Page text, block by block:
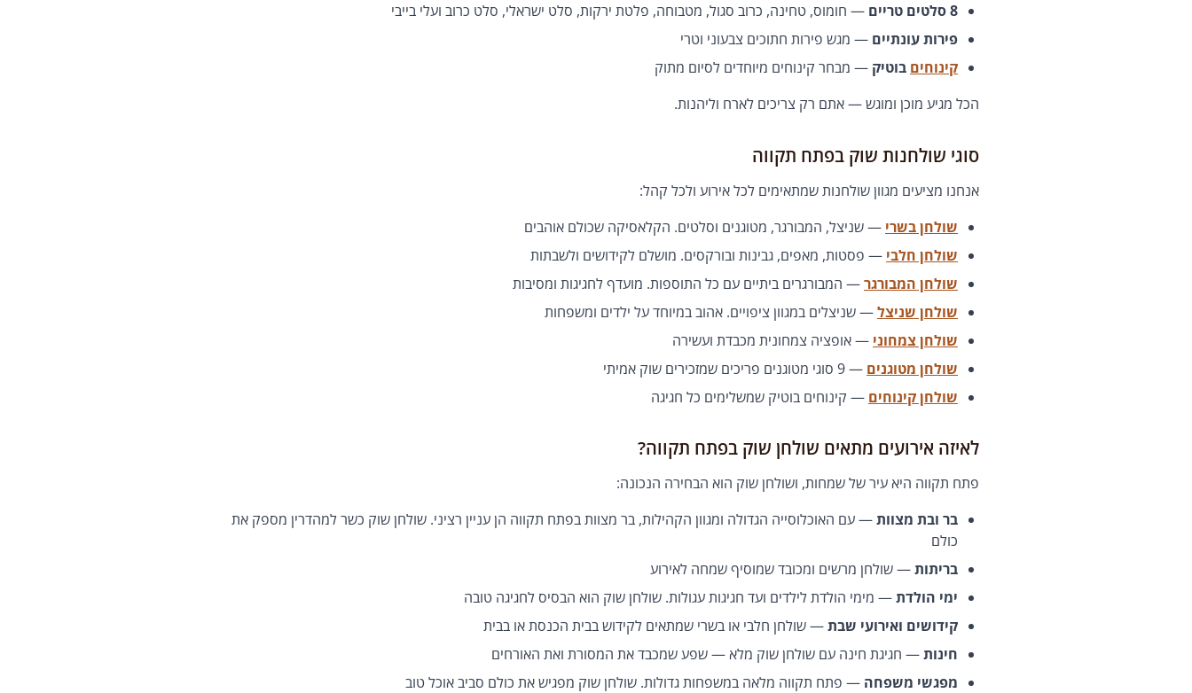
8 סלטים טריים
— חומוס, טחינה, כרוב סגול, מטבוחה, פלטת ירקות, סלט ישראלי, סלט כרוב ועלי בייבי
פירות עונתיים — מגש פירות חתוכים צבעוני וטרי
קינוחים בוטיק — מבחר קינוחים מיוחדים לסיום מתוק
הכל מגיע מוכן ומוגש — אתם רק צריכים לארח וליהנות.
סוגי שולחנות שוק בפתח תקווה
אנחנו מציעים מגוון שולחנות שמתאימים לכל אירוע ולכל קהל:
שולחן בשרי — שניצל, המבורגר, מטוגנים וסלטים. הקלאסיקה שכולם אוהבים
שולחן חלבי — פסטות, מאפים, גבינות ובורקסים. מושלם לקידושים ולשבתות
שולחן המבורגר— המבורגרים ביתיים עם כל התוספות. מועדף לחגיגות ומסיבות
שולחן שניצל— שניצלים במגוון ציפויים. אהוב במיוחד על ילדים ומשפחות
שולחן צמחוני — אופציה צמחונית מכבדת ועשירה
שולחן מטוגנים — 9 סוגי מטוגנים פריכים שמזכירים שוק אמיתי
שולחן קינוחים — קינוחים בוטיק שמשלימים כל חגיגה
לאיזה אירועים מתאים שולחן שוק בפתח תקווה?
פתח תקווה היא עיר של שמחות, ושולחן שוק הוא הבחירה הנכונה:
בר ובת מצוות— עם האוכלוסייה הגדולה ומגוון הקהילות, בר מצוות בפתח תקווה הן עניין רציני. שולחן שוק כשר למהדרין מספק את
כולם
בריתות— שולחן מרשים ומכובד שמוסיף שמחה לאירוע
ימי הולדת— מימי הולדת לילדים ועד חגיגות עגולות. שולחן שוק הוא הבסיס לחגיגה טובה
קידושים ואירועי שבת— שולחן חלבי או בשרי שמתאים לקידוש בבית הכנסת או בבית
חינות— חגיגת חינה עם שולחן שוק מלא — שפע שמכבד את המסורת ואת האורחים
מפגשי משפחה — פתח תקווה מלאה במשפחות גדולות. שולחן שוק מפגיש את כולם סביב אוכל טוב